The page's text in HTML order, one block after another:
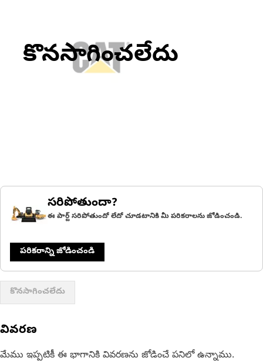
కొనసాగించలేదు
సరిపోతుందా?
ఈ పార్ట్ సరిపోతుందో లేదో చూడటానికి మీ పరికరాలను జోడించండి.
పరికరాన్ని జోడించండి
కొనసాగించలేదు
వివరణ
మేము ఇప్పటికీ ఈ భాగానికి వివరణను జోడించే పనిలో ఉన్నాము.